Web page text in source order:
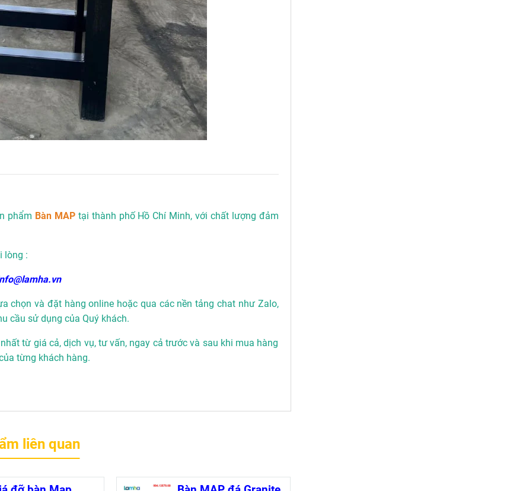
phẩm Bàn MAP tại thành phố Hồ Chí Minh, với chất lượng đảm
lòng :
chọn và đặt hàng online hoặc qua các nền tảng chat như Zalo,
cầu sử dụng của Quý khách.
từ giá cả, dịch vụ, tư vấn, ngay cả trước và sau khi mua hàng
từng khách hàng.
liên quan